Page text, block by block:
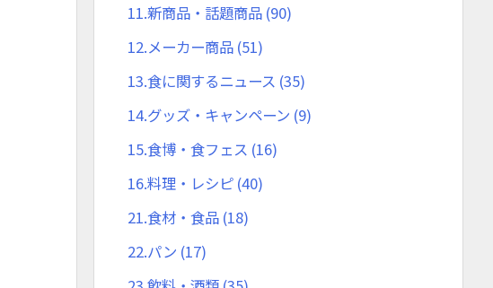
11.新商品・話題商品 (90)
12.メーカー商品 (51)
13.食に関するニュース (35)
14.グッズ・キャンペーン (9)
15.食博・食フェス (16)
16.料理・レシピ (40)
21.食材・食品 (18)
22.パン (17)